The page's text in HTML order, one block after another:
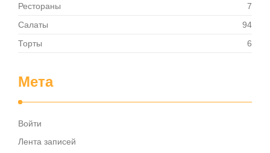
Рестораны
7
Салаты
94
Торты
6
Мета
Войти
Лента записей